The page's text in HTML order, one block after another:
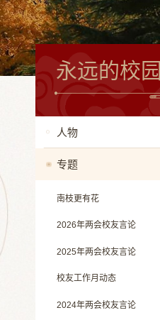
永远的校园
人物
专题
南枝更有花
2026年两会校友言论
2025年两会校友言论
校友工作月动态
2024年两会校友言论